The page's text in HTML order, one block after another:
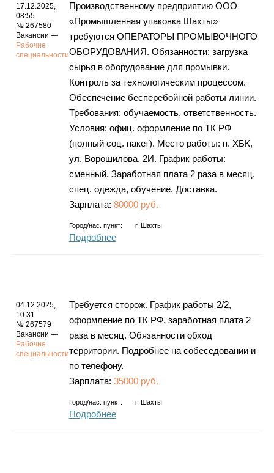
17.12.2025,
08:55
№ 267580
Вакансии —
Рабочие
специальности
Производственному предприятию ООО
«Промышленная упаковка Шахты»
требуются ОПЕРАТОРЫ ПРОМЫВОЧНОГО
ОБОРУДОВАНИЯ. Обязанности: загрузка
сырья в оборудование для промывки.
Контроль за технологическим процессом.
Обеспечение бесперебойной работы линии.
Требования: обучаемость, ответственность.
Условия: офиц. оформление по ТК РФ
(полный соц. пакет). Место работы: п. ХБК,
ул. Ворошилова, 2И. График работы:
сменный. Заработная плата 2 раза в месяц,
спец. одежда, обучение. Доставка.
Зарплата: 80000 руб.
Город/нас. пункт: г. Шахты
Подробнее
04.12.2025,
10:31
№ 267579
Вакансии —
Рабочие
специальности
Требуется сторож. График работы 2/2,
оформление по ТК РФ, заработная плата 2
раза в месяц. Обязанности обход
территории. Подробнее на собеседовании и
по телефону.
Зарплата: 35000 руб.
Город/нас. пункт: г. Шахты
Подробнее